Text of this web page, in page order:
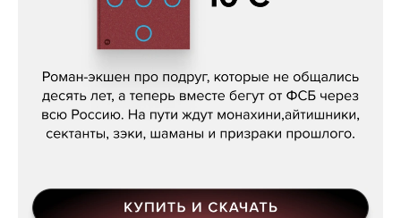
Кира Ярмыш, «Тут недалеко»